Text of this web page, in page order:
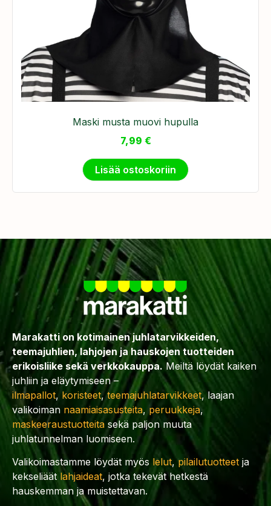
Maski musta muovi hupulla
7,99 €
Lisää ostoskoriin
Marakatti on kotimainen juhlatarvikkeiden,
teemajuhlien, lahjojen ja hauskojen tuotteiden
erikoisliike sekä verkkokauppa. Meiltä löydät kaiken
juhliin ja eläytymiseen –
ilmapallot, koristeet,teemajuhlatarvikkeet, laajan
valikoiman naamiaisasusteita, peruukkeja,
maskeeraustuotteita sekä paljon muuta
juhlatunnelman luomiseen.
Valikoimastamme löydät myös lelut,pilailutuotteet ja
kekseliäät lahjaideat, jotka tekevät hetkestä
hauskemman ja muistettavan.